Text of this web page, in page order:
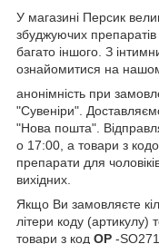
У магазині Персик
збуджуючих препаратів
багато іншого. З
ознайомитися на
анонімність при
"Сувеніри".
"Нова пошта".
о 17:00, а товари з
препарати для
вихідних.
Якщо Ви замовляєте
літери коду (артикулу)
товари з код OP -